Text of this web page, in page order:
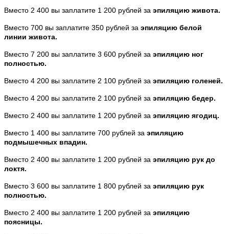
Вместо 2 400 вы заплатите 1 200 рублей за эпиляцию живота.
Вместо 700 вы заплатите 350 рублей за эпиляцию белой
линии живота.
Вместо 7 200 вы заплатите 3 600 рублей за эпиляцию ног
полностью.
Вместо 4 200 вы заплатите 2 100 рублей за эпиляцию голеней.
Вместо 4 200 вы заплатите 2 100 рублей за эпиляцию бедер.
Вместо 2 400 вы заплатите 1 200 рублей за эпиляцию ягодиц.
Вместо 1 400 вы заплатите 700 рублей за эпиляцию
подмышечных впадин.
Вместо 2 400 вы заплатите 1 200 рублей за эпиляцию рук до
локтя.
Вместо 3 600 вы заплатите 1 800 рублей за эпиляцию рук
полностью.
Вместо 2 400 вы заплатите 1 200 рублей за эпиляцию
поясницы.